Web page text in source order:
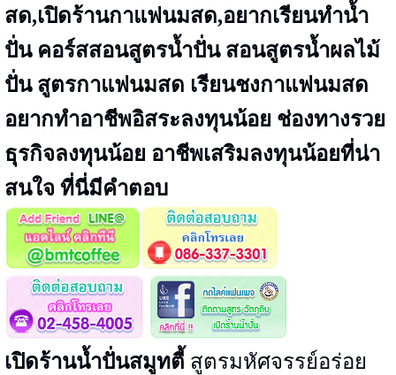
สด,เปิดร้านกาแฟนมสด,อยากเรียนทำน้ำ
ปั่น คอร์สสอนสูตรน้ำปั่น สอนสูตรน้ำผลไม้
ปั่น สูตรกาแฟนมสด เรียนชงกาแฟนมสด
อยากทำอาชีพอิสระลงทุนน้อย ช่องทางรวย
ธุรกิจลงทุนน้อย อาชีพเสริมลงทุนน้อยที่น่า
สนใจ ที่นี่มีคำตอบ
เปิดร้านน้ำปั่นสมูทตี้ สูตรมหัศจรรย์อร่อย